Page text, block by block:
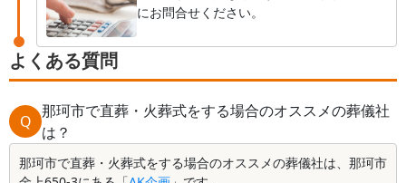
にお問合せください。
よくある質問
Q
那珂市で直葬・火葬式をする場合のオススメの葬儀社
は？
那珂市で直葬・火葬式をする場合のオススメの葬儀社は、那珂市